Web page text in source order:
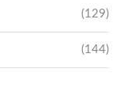
(129)
(144)